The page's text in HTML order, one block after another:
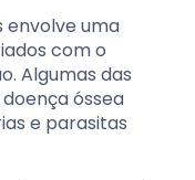
envolve uma
com o
Algumas das
óssea
e parasitas